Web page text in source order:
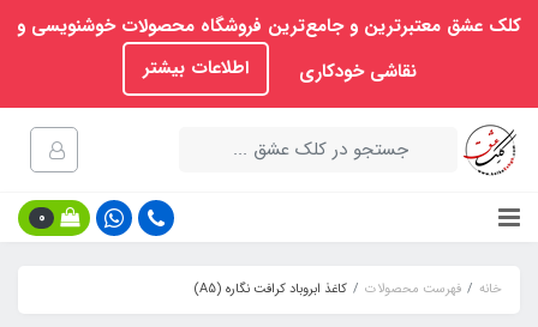
کلک عشق معتبرترین و جامع‌ترین فروشگاه محصولات خوشنویسی و
نقاشی خودکاری
اطلاعات بیشتر
0
خانه فهرست محصولات کاغذ ابروباد کرافت نگاره (A5)